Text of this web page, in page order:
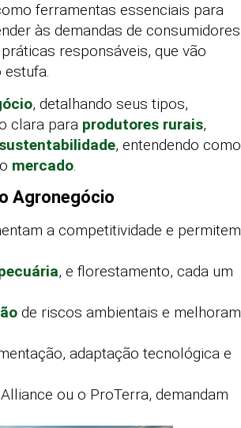
ferramentas essenciais para
às demandas de consumidores
responsáveis, que vão
estufa.
, detalhando seus tipos,
clara para produtores rurais,
sustentabilidade, entendendo como
mercado.
Agronegócio
a competitividade e permitem
, e florestamento, cada um
de riscos ambientais e melhoram
adaptação tecnológica e
ou o ProTerra, demandam